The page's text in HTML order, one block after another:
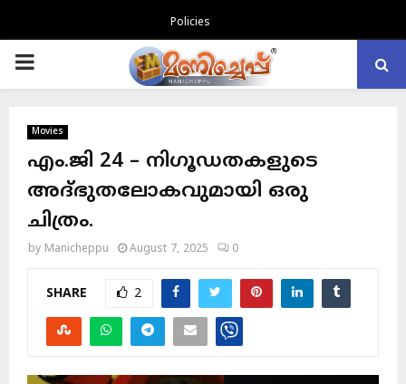
Policies
PRIMARY
Movies
എം.ജി 24 – നിഗൂഡതകളുടെ
അദ്ഭുതലോകവുമായി ഒരു
ചിത്രം.
by Manicheppu August 7, 2025 0
SHARE 2